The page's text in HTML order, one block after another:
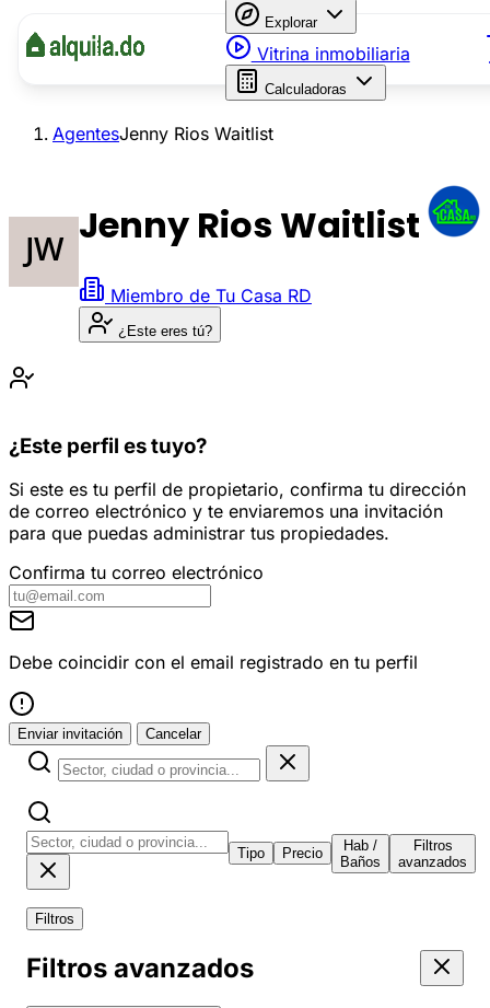
Explorar
Vitrina inmobiliaria
Calculadoras
AgentesJenny Rios Waitlist
Jenny Rios Waitlist
Miembro de Tu Casa RD
¿Este eres tú?
¿Este perfil es tuyo?
Si este es tu perfil de propietario, confirma tu dirección
de correo electrónico y te enviaremos una invitación
para que puedas administrar tus propiedades.
Confirma tu correo electrónico
Debe coincidir con el email registrado en tu perfil
Enviar invitación Cancelar
Tipo Precio
Hab /
Baños
Filtros
avanzados
Filtros
Filtros avanzados